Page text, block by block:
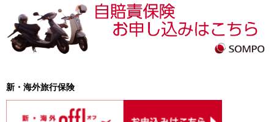
新・海外旅行保険